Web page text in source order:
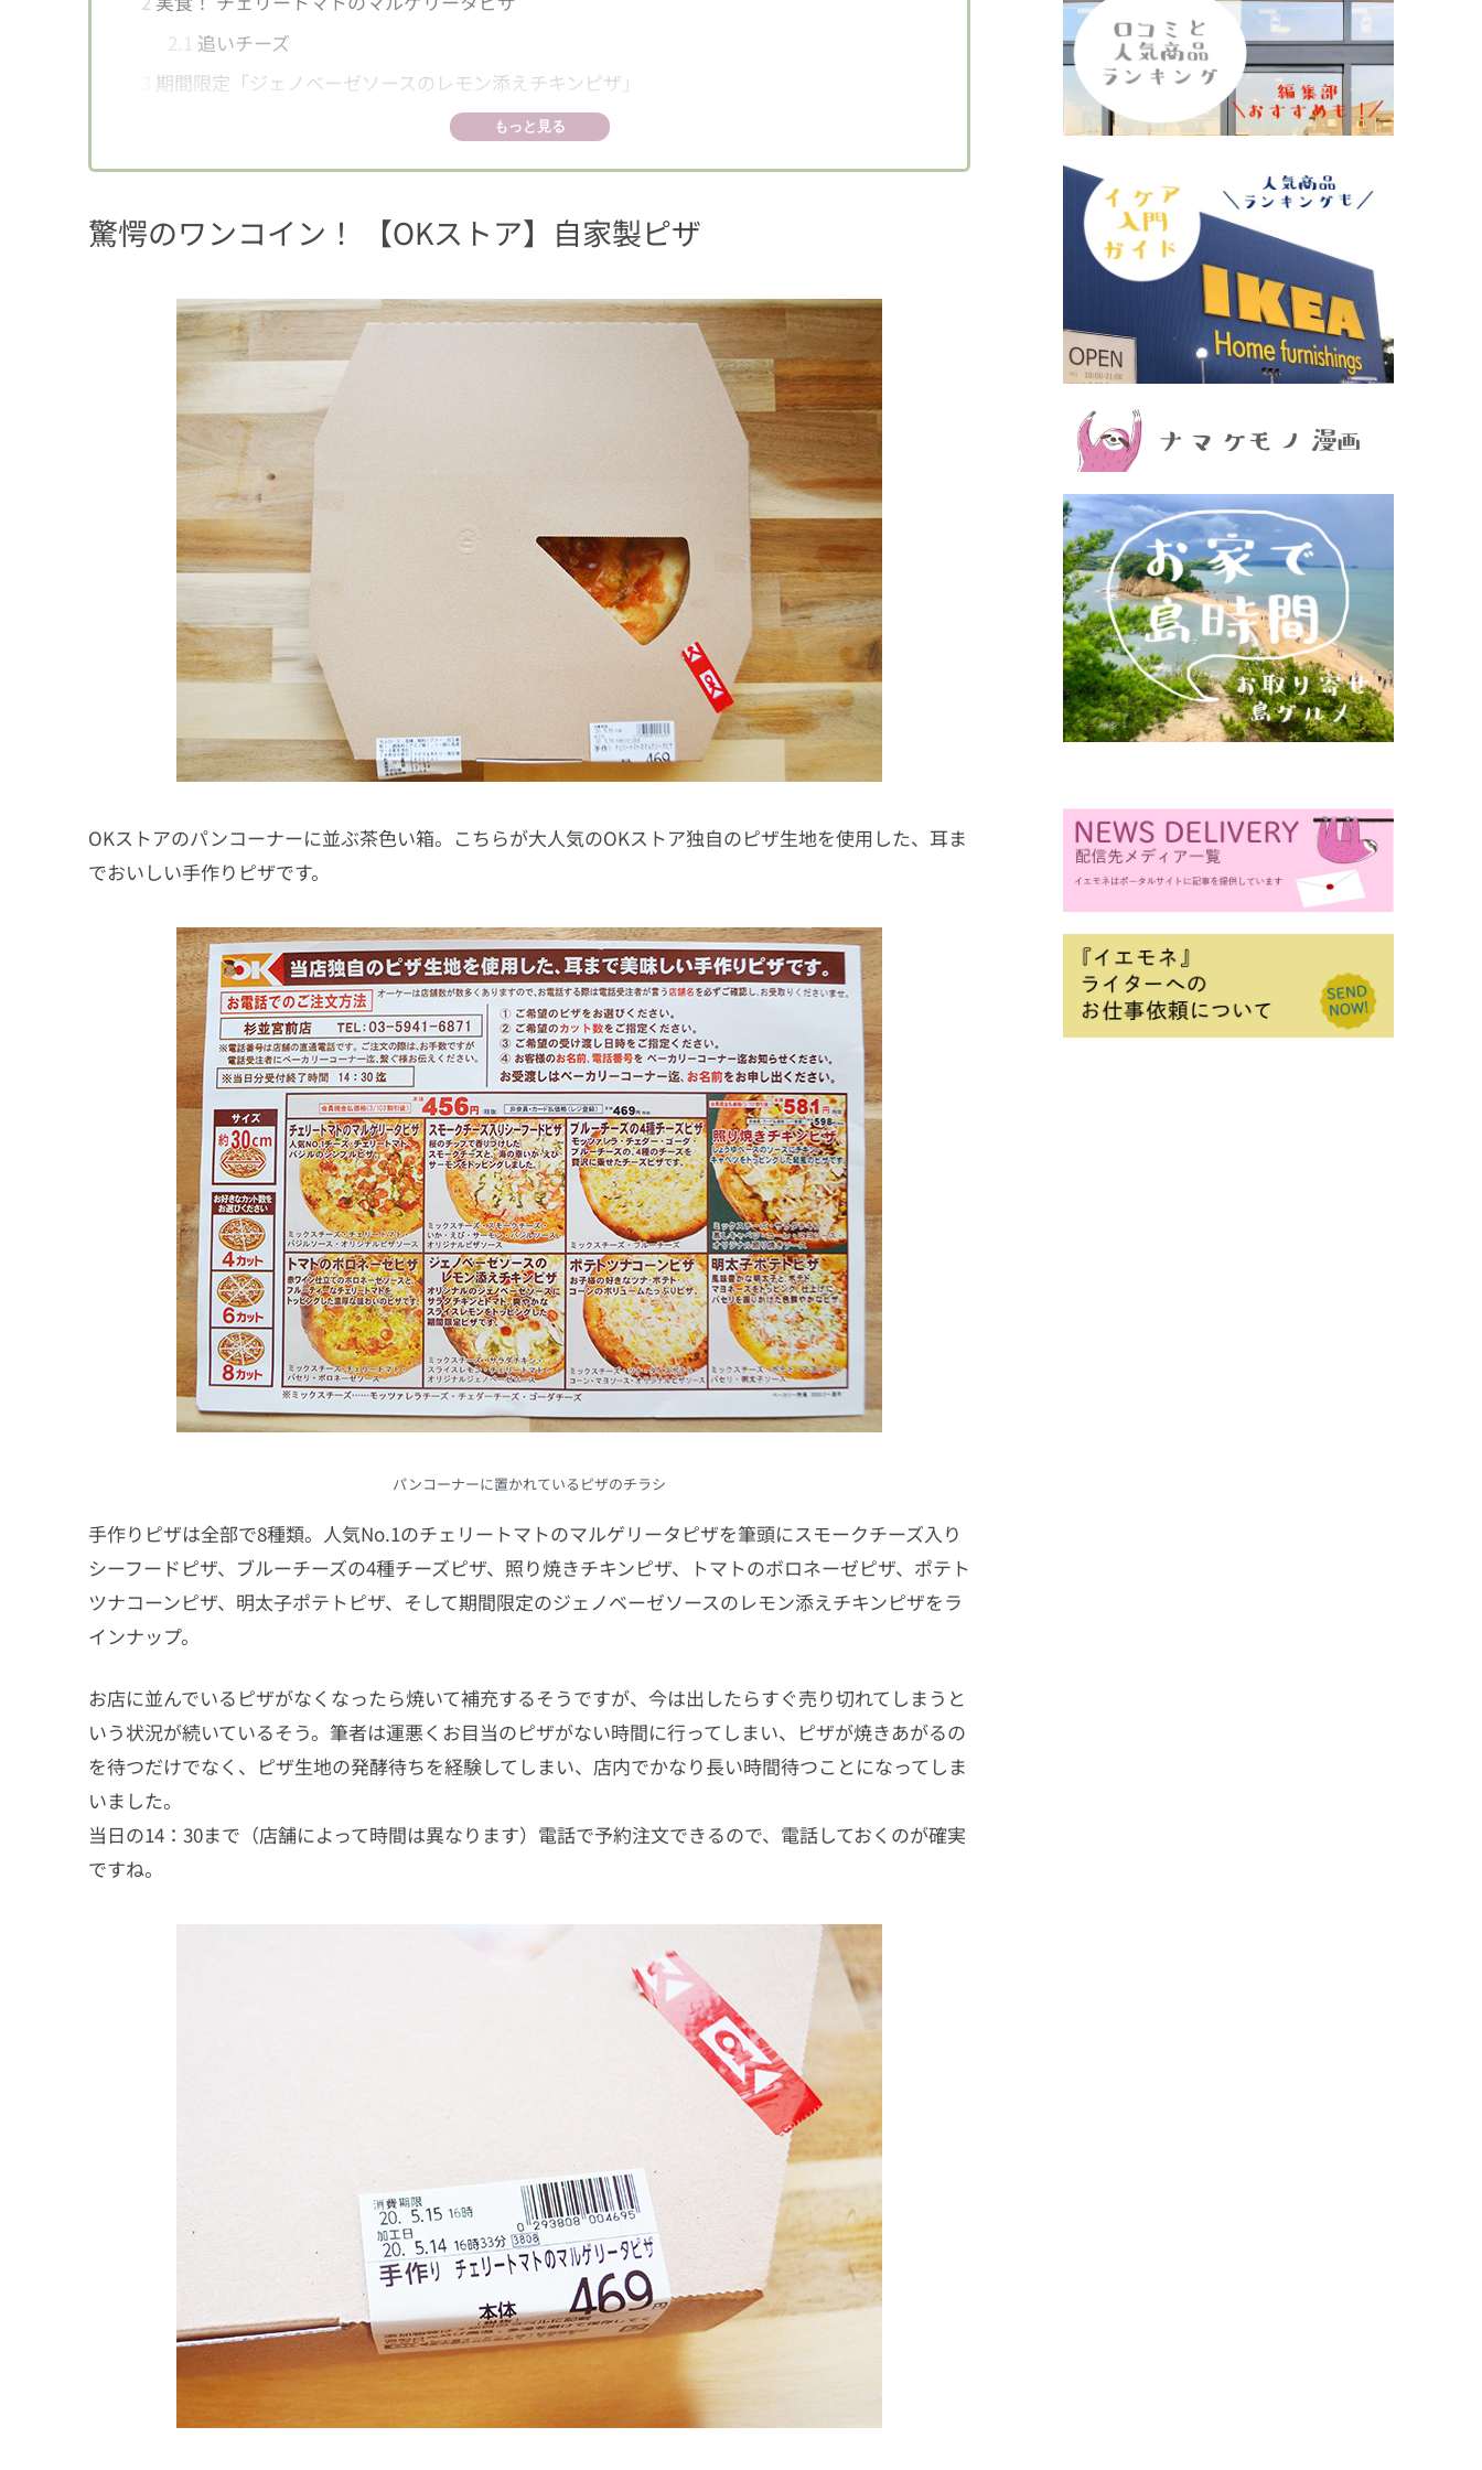
2.1 追いチーズ
期間限定「ジェノベーゼソースのレモン添えチキンピザ」
実食！ 期間限定「ジェノベーゼソースのレモン添えチキンピザ」
もっと見る
驚愕のワンコイン！ 【OKストア】自家製ピザ
OKストアのパンコーナーに並ぶ茶色い箱。こちらが大人気のOKストア独自のピザ生地を使用した、耳ま
でおいしい手作りピザです。
パンコーナーに置かれているピザのチラシ
手作りピザは全部で8種類。人気No.1のチェリートマトのマルゲリータピザを筆頭にスモークチーズ入り
シーフードピザ、ブルーチーズの4種チーズピザ、照り焼きチキンピザ、トマトのボロネーゼピザ、ポテト
ツナコーンピザ、明太子ポテトピザ、そして期間限定のジェノベーゼソースのレモン添えチキンピザをラ
インナップ。
お店に並んでいるピザがなくなったら焼いて補充するそうですが、今は出したらすぐ売り切れてしまうと
いう状況が続いているそう。筆者は運悪くお目当のピザがない時間に行ってしまい、ピザが焼きあがるの
を待つだけでなく、ピザ生地の発酵待ちを経験してしまい、店内でかなり長い時間待つことになってしま
いました。
当日の14：30まで（店舗によって時間は異なります）電話で予約注文できるので、電話しておくのが確実
ですね。